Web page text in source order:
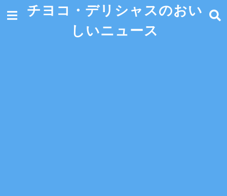
チヨコ・デリシャスのおい
しいニュース